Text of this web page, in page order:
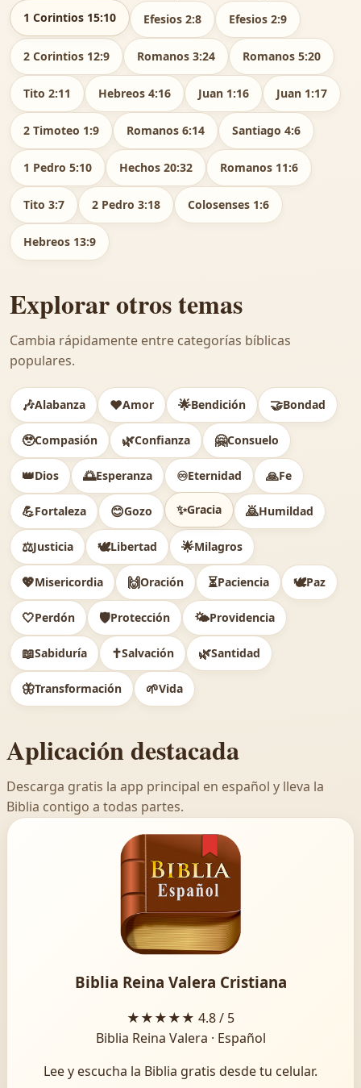
1 Corintios 15:10 Efesios 2:8 Efesios 2:9
2 Corintios 12:9 Romanos 3:24 Romanos 5:20
Tito 2:11 Hebreos 4:16 Juan 1:16 Juan 1:17
2 Timoteo 1:9 Romanos 6:14 Santiago 4:6
1 Pedro 5:10 Hechos 20:32 Romanos 11:6
Tito 3:7 2 Pedro 3:18 Colosenses 1:6
Hebreos 13:9
Explorar otros temas
Cambia rápidamente entre categorías bíblicas
populares.
🎶Alabanza ❤️Amor 🌟Bendición 🤝Bondad
🥹Compasión 🌿Confianza 🤗Consuelo
👑Dios 🌅Esperanza ♾️Eternidad 🙏Fe
💪Fortaleza 😊Gozo ✨Gracia 🙇Humildad
⚖️Justicia 🕊Libertad 🌟Milagros
💖Misericordia 🙌Oración ⏳Paciencia 🕊️Paz
🤍Perdón 🛡️Protección 🌤️Providencia
📖Sabiduría ✝️Salvación 🌿Santidad
🦋Transformación 🌱Vida
Aplicación destacada
Descarga gratis la app principal en español y lleva la
Biblia contigo a todas partes.
Biblia Reina Valera Cristiana
★★★★★ 4.8 / 5
Biblia Reina Valera · Español
Lee y escucha la Biblia gratis desde tu celular.